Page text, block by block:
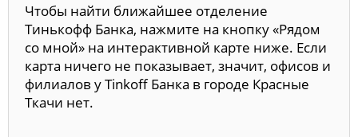
Чтобы найти ближайшее отделение
Тинькофф Банка, нажмите на кнопку «Рядом
со мной» на интерактивной карте ниже. Если
карта ничего не показывает, значит, офисов и
филиалов у Tinkoff Банка в городе Красные
Ткачи нет.